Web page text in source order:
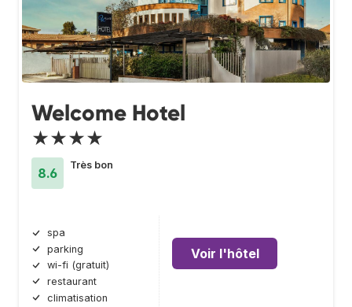
Welcome Hotel
★★★★
8.6
Très bon
spa
parking
wi-fi (gratuit)
restaurant
climatisation
Voir l'hôtel